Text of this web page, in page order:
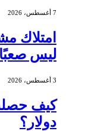
7 أغسطس، 2026
امتلاك
ليس
3 أغسطس، 2026
دولار؟